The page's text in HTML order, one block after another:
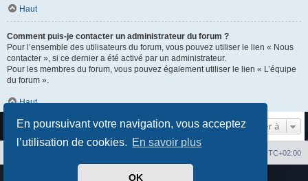
En poursuivant votre navigation, vous acceptez
l’utilisation de cookies. En savoir plus
OK
Haut
Comment puis-je contacter un administrateur du forum ?
Pour l’ensemble des utilisateurs du forum, vous pouvez utiliser le lien « Nous
contacter », si ce dernier a été activé par un administrateur.
Pour les membres du forum, vous pouvez également utiliser le lien « L’équipe
du forum ».
Haut
Aller à
UTC+02:00
phpBB® Forum Software © phpBB Limited